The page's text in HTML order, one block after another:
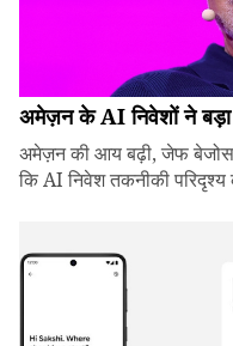
अमेज़न के AI निवेशों ने बड़ा
अमेज़न की आय बढ़ी, जेफ बेजोस
कि AI निवेश तकनीकी